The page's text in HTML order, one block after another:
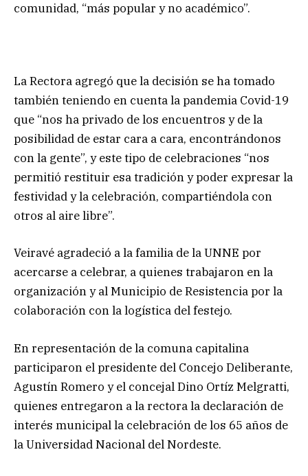
comunidad, “más popular y no académico”.
La Rectora agregó que la decisión se ha tomado
también teniendo en cuenta la pandemia Covid-19
que “nos ha privado de los encuentros y de la
posibilidad de estar cara a cara, encontrándonos
con la gente”, y este tipo de celebraciones “nos
permitió restituir esa tradición y poder expresar la
festividad y la celebración, compartiéndola con
otros al aire libre”.
Veiravé agradeció a la familia de la UNNE por
acercarse a celebrar, a quienes trabajaron en la
organización y al Municipio de Resistencia por la
colaboración con la logística del festejo.
En representación de la comuna capitalina
participaron el presidente del Concejo Deliberante,
Agustín Romero y el concejal Dino Ortíz Melgratti,
quienes entregaron a la rectora la declaración de
interés municipal la celebración de los 65 años de
la Universidad Nacional del Nordeste.